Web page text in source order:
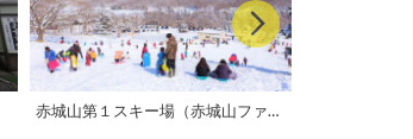
赤城山第１スキー場（赤城山ファミリーゲレンデ）